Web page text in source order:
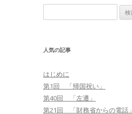
索
人気の記事
はじめに
第1回 「帰国祝い」
第40回 「左遷」
第21回 「財務省からの電話」